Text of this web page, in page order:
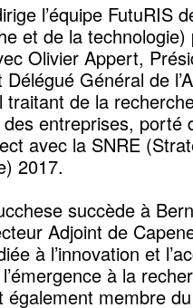
l’équipe FutuRIS
et de la
Olivier Appert,
Délégué Général de
de la
entreprises, porté
avec la SNRE
2017.
succède à
Adjoint de
à l’innovation et
à la
également membre